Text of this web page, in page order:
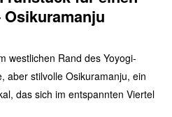
westlichen Rand des Yoyogi-
aber stilvolle Osikuramanju, ein
das sich im entspannten Viertel